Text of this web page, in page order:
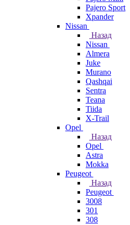
Pajero Sport
Xpander
Nissan
Назад
Nissan
Almera
Juke
Murano
Qashqai
Sentra
Teana
Tiida
X-Trail
Opel
Назад
Opel
Astra
Mokka
Peugeot
Назад
Peugeot
3008
301
308